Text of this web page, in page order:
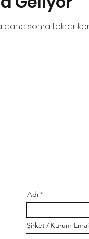
daha sonra tekrar
Adı
Şirket / Kurum